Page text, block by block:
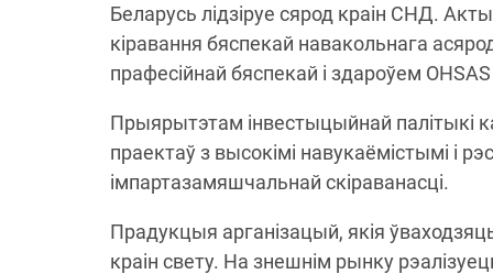
Беларусь лідзіруе сярод краін СНД.
кіравання бяспекай навакольнага
прафесійнай бяспекай і здароўем
Прыярытэтам інвестыцыйнай палітыкі
праектаў з высокімі навукаёмістымі і
імпартазамяшчальнай скіраванасці.
Прадукцыя арганізацый, якія
краін свету. На знешнім рынку